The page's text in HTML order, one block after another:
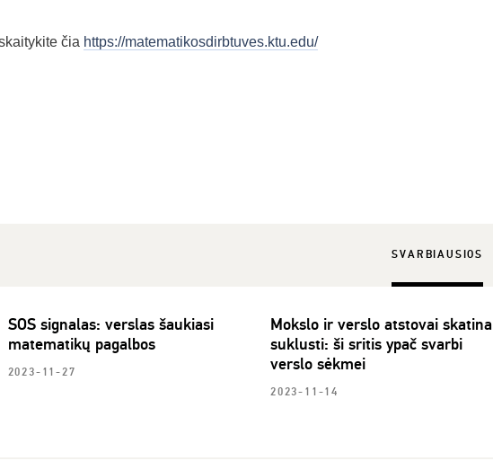
čia https://matematikosdirbtuves.ktu.edu/
SVARBIAUSIOS
SOS signalas: verslas šaukiasi
matematikų pagalbos
2023-11-27
Mokslo ir verslo atstovai skatina
suklusti: ši sritis ypač svarbi
verslo sėkmei
2023-11-14